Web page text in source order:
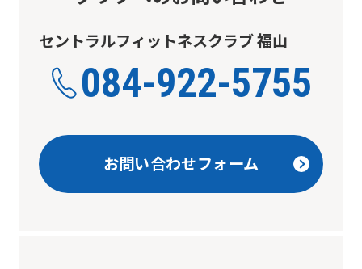
セントラルフィットネスクラブ 福山
084-922-5755
お問い合わせフォーム